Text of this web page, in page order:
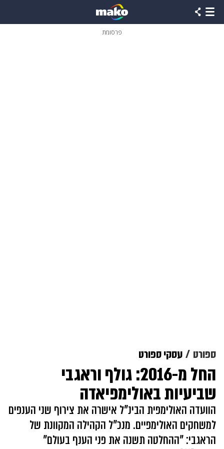
פרסומת
ספורט עסקי ספורט
החל מ-2016: גולף וראגבי
שביעיות באולימפיאדה
הוועדה האולימפית הבינ"ל אישרה את צירוף שני הענפים
למשחקים האולימפיים. מנכ"ל הקהילה המקוונת של
הראגבי: "ההחלטה תשנה את פני הענף בעולם"